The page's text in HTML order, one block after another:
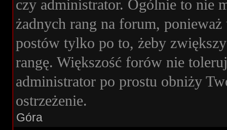
czy administrator. Ogólnie to nie
żadnych rang na forum,
postów tylko po to, żeby
rangę. Większość forów nie
administrator po prostu obniży
ostrzeżenie.
Góra